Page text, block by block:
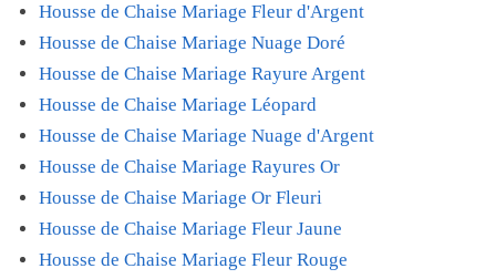
Housse de Chaise Mariage Fleur d'Argent
Housse de Chaise Mariage Nuage Doré
Housse de Chaise Mariage Rayure Argent
Housse de Chaise Mariage Léopard
Housse de Chaise Mariage Nuage d'Argent
Housse de Chaise Mariage Rayures Or
Housse de Chaise Mariage Or Fleuri
Housse de Chaise Mariage Fleur Jaune
Housse de Chaise Mariage Fleur Rouge